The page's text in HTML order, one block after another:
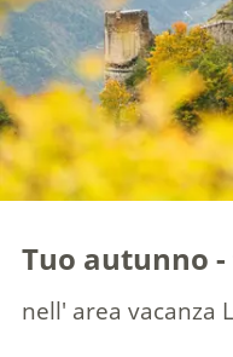
Tuo autunno
nell' area vacanza